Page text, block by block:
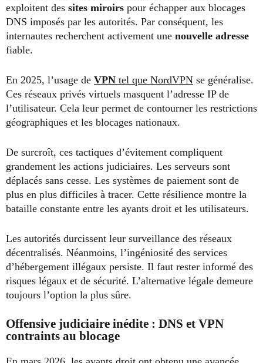
exploitent des sites miroirs pour échapper aux blocages
DNS imposés par les autorités. Par conséquent, les
internautes recherchent activement une nouvelle adresse
fiable.
En 2025, l’usage de VPN tel que NordVPN se généralise.
Ces réseaux privés virtuels masquent l’adresse IP de
l’utilisateur. Cela leur permet de contourner les restrictions
géographiques et les blocages nationaux.
De surcroît, ces tactiques d’évitement compliquent
grandement les actions judiciaires. Les serveurs sont
déplacés sans cesse. Les systèmes de paiement sont de
plus en plus difficiles à tracer. Cette résilience montre la
bataille constante entre les ayants droit et les utilisateurs.
Les autorités durcissent leur surveillance des réseaux
décentralisés. Néanmoins, l’ingéniosité des services
d’hébergement illégaux persiste. Il faut rester informé des
risques légaux et de sécurité. L’alternative légale demeure
toujours l’option la plus sûre.
Offensive judiciaire inédite : DNS et VPN
contraints au blocage